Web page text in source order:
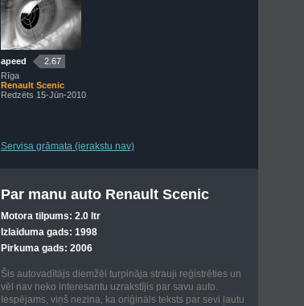
apeed
2.67
Rīga
Renault Scenic
Redzēts 15-Jūn-2010
Servisa grāmata (ierakstu nav)
Par manu auto Renault Scenic
Motora tilpums: 2.0 ltr
Izlaiduma gads: 1998
Pirkuma gads: 2006
Šis autovadītājs diemžēl turpināja strauji reģistrēties un
vēl nav neko interesantu uzrakstījis par savu auto.
Iespējams, viņš nezina, ka oriģināls teksts par sevi ļautu